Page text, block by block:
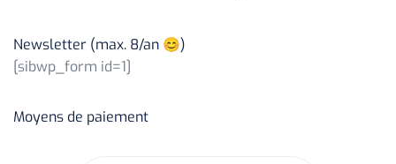
Newsletter (max. 8/an 😊)
[sibwp_form id=1]
Moyens de paiement